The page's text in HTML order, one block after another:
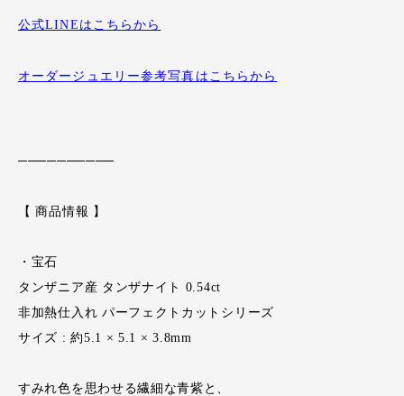
公式LINEはこちらから
オーダージュエリー参考写真はこちらから
──────────
【 商品情報 】
・宝石
タンザニア産 タンザナイト 0.54ct
非加熱仕入れ パーフェクトカットシリーズ
サイズ : 約5.1 × 5.1 × 3.8mm
すみれ色を思わせる繊細な青紫と、